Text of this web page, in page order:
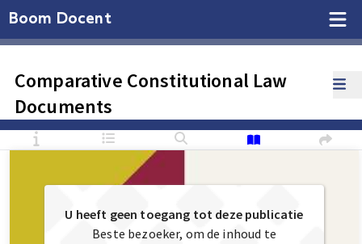
Boom Docent
Comparative Constitutional Law
Documents
U heeft geen toegang tot deze publicatie
Beste bezoeker, om de inhoud te